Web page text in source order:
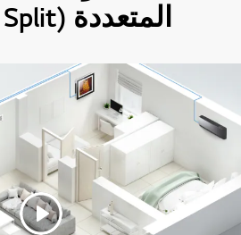
المتعددة (Multi Split)؟